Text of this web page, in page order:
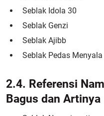
Seblak Idola 30
Seblak Genzi
Seblak Ajibb
Seblak Pedas Menyala
2.4. Referensi
Bagus dan Artinya